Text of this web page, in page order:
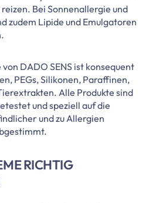
Bei Sonnenallergie und
zudem Lipide und Emulgatoren
DADO SENS ist konsequent
PEGs, Silikonen, Paraffinen,
Alle Produkte sind
und speziell auf die
und zu Allergien
RICHTIG